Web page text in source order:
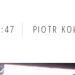
PIOTR